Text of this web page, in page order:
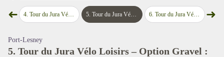
Voir l'image en plein écran
➜Étape précédente
4. Tour du Jura Vélo Loisirs – Étape 3 : Port-Lesney - Poligny 5.Tour du Jura Vélo Loisirs – Option Gravel : Port-Lesney – Poligny 6. Tour du Jura Vélo Loisirs – Étape 4 : Poligny - Chaumergy 7.
➜
Port-Lesney
5. Tour du Jura Vélo Loisirs – Option Gravel :